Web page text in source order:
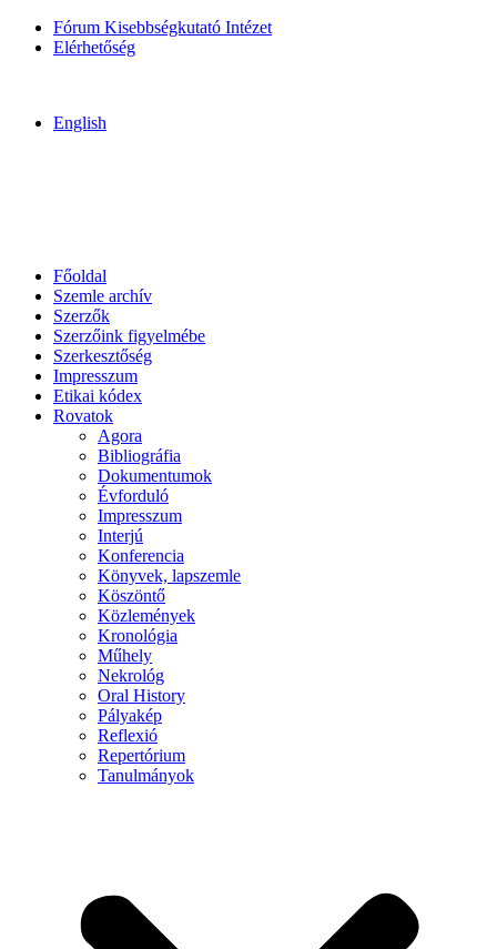
Fórum Kisebbségkutató Intézet
Elérhetőség
English
Főoldal
Szemle archív
Szerzők
Szerzőink figyelmébe
Szerkesztőség
Impresszum
Etikai kódex
Rovatok
Agora
Bibliográfia
Dokumentumok
Évforduló
Impresszum
Interjú
Konferencia
Könyvek, lapszemle
Köszöntő
Közlemények
Kronológia
Műhely
Nekrológ
Oral History
Pályakép
Reflexió
Repertórium
Tanulmányok